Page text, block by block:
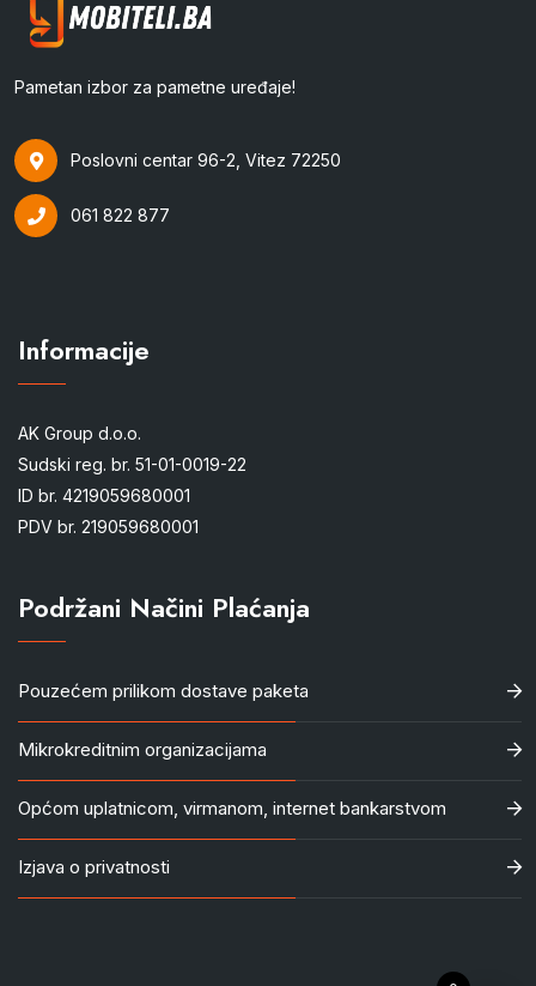
Pametan izbor za pametne uređaje!
Poslovni centar 96-2, Vitez 72250
061 822 877
Informacije
AK Group d.o.o.
Sudski reg. br. 51-01-0019-22
ID br. 4219059680001
PDV br. 219059680001
Podržani Načini Plaćanja
Pouzećem prilikom dostave paketa
Mikrokreditnim organizacijama
Općom uplatnicom, virmanom, internet bankarstvom
Izjava o privatnosti